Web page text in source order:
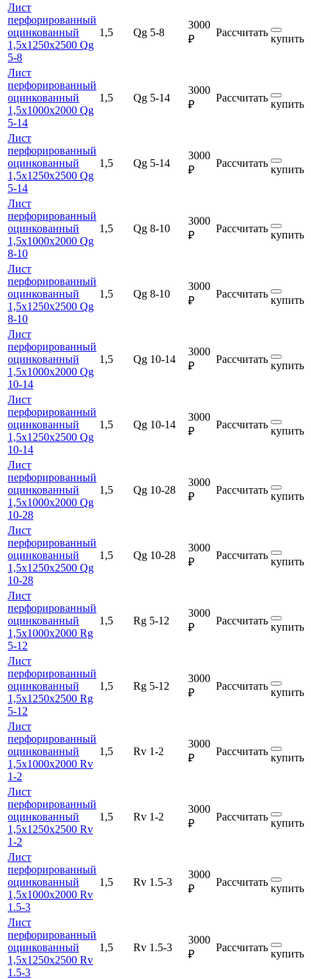
Лист
перфорированный
оцинкованный
1,5х1250х2500 Qg
5-8
1,5 Qg 5-8
3000
₽
Рассчитать
купить
Лист
перфорированный
оцинкованный
1,5х1000х2000 Qg
5-14
1,5 Qg 5-14
3000
₽
Рассчитать
купить
Лист
перфорированный
оцинкованный
1,5х1250х2500 Qg
5-14
1,5 Qg 5-14
3000
₽
Рассчитать
купить
Лист
перфорированный
оцинкованный
1,5х1000х2000 Qg
8-10
1,5 Qg 8-10
3000
₽
Рассчитать
купить
Лист
перфорированный
оцинкованный
1,5х1250х2500 Qg
8-10
1,5 Qg 8-10
3000
₽
Рассчитать
купить
Лист
перфорированный
оцинкованный
1,5х1000х2000 Qg
10-14
1,5 Qg 10-14
3000
₽
Рассчитать
купить
Лист
перфорированный
оцинкованный
1,5х1250х2500 Qg
10-14
1,5 Qg 10-14
3000
₽
Рассчитать
купить
Лист
перфорированный
оцинкованный
1,5х1000х2000 Qg
10-28
1,5 Qg 10-28
3000
₽
Рассчитать
купить
Лист
перфорированный
оцинкованный
1,5х1250х2500 Qg
10-28
1,5 Qg 10-28
3000
₽
Рассчитать
купить
Лист
перфорированный
оцинкованный
1,5х1000х2000 Rg
5-12
1,5 Rg 5-12
3000
₽
Рассчитать
купить
Лист
перфорированный
оцинкованный
1,5х1250х2500 Rg
5-12
1,5 Rg 5-12
3000
₽
Рассчитать
купить
Лист
перфорированный
оцинкованный
1,5х1000х2000 Rv
1-2
1,5 Rv 1-2
3000
₽
Рассчитать
купить
Лист
перфорированный
оцинкованный
1,5х1250х2500 Rv
1-2
1,5 Rv 1-2
3000
₽
Рассчитать
купить
Лист
перфорированный
оцинкованный
1,5х1000х2000 Rv
1.5-3
1,5 Rv 1.5-3
3000
₽
Рассчитать
купить
Лист
перфорированный
оцинкованный
1,5х1250х2500 Rv
1.5-3
1,5 Rv 1.5-3
3000
₽
Рассчитать
купить